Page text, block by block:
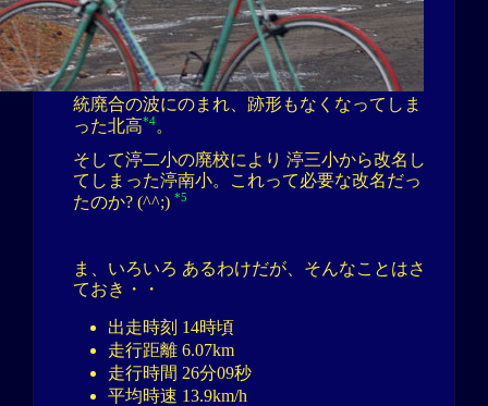
統廃合の波にのまれ、跡形もなくなってしま
った北高*4。
そして渟二小の廃校により 渟三小から改名し
てしまった渟南小。これって必要な改名だっ
たのか? (^^;) *5
ま、いろいろ あるわけだが、そんなことはさ
ておき・・
出走時刻 14時頃
走行距離 6.07km
走行時間 26分09秒
平均時速 13.9km/h